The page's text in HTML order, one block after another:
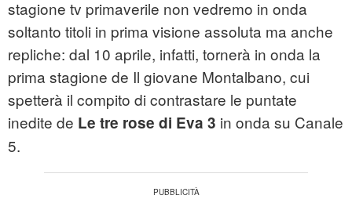
stagione tv primaverile non vedremo in onda
soltanto titoli in prima visione assoluta ma anche
repliche: dal 10 aprile, infatti, tornerà in onda la
prima stagione de Il giovane Montalbano, cui
spetterà il compito di contrastare le puntate
inedite de Le tre rose di Eva 3 in onda su Canale
5.